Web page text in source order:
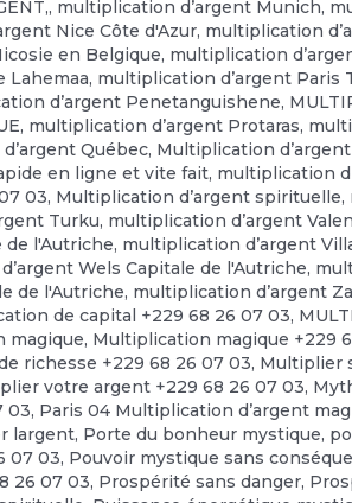
, multiplication d’argent Munich,
Nice Côte d'Azur, multiplication
en Belgique, multiplication
Lahemaa, multiplication d’argent Paris
d’argent Penetanguishene,
, multiplication d’argent Protaras,
Québec, Multiplication
en ligne et vite fait, multiplication
03, Multiplication d’argent spirituelle,
Turku, multiplication d’argent
de l'Autriche, multiplication d’argent
Wels Capitale de l'Autriche,
de l'Autriche, multiplication d’argent
de capital +229 68 26 07 03,
magique, Multiplication magique +229
richesse +229 68 26 07 03, Multiplier
votre argent +229 68 26 07 03,
03, Paris 04 Multiplication d’argent
largent, Porte du bonheur mystique,
07 03, Pouvoir mystique sans
26 07 03, Prospérité sans danger,